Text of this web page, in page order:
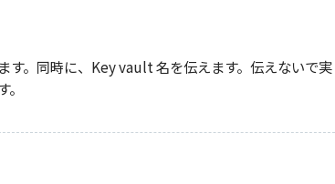
す。同時に、Key vault 名を伝えます。伝えないで実